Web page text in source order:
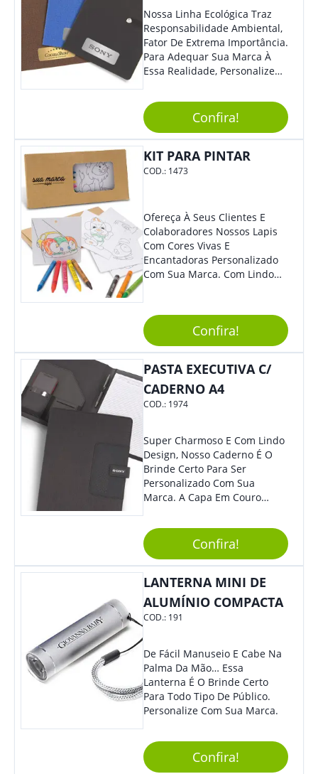
Nossa Linha Ecológica Traz
Responsabilidade Ambiental,
Fator De Extrema Importância.
Para Adequar Sua Marca À
Essa Realidade, Personalize
Anotações Com Post-It E
Caneta. Elaborado A Partir De
Material Reciclado, O Brinde
Também É Prático, Tornando-
Se Assim Excelente Para Uso
Cotidiano. Perfeito, Não É?!
Confira!
KIT PARA PINTAR
COD.: 1473
Ofereça À Seus Clientes E
Colaboradores Nossos Lapis
Com Cores Vivas E
Encantadoras Personalizado
Com Sua Marca. Com Lindo
Perfeito, Não É?!
Confira!
PASTA EXECUTIVA C/
CADERNO A4
COD.: 1974
Super Charmoso E Com Lindo
Design, Nosso Caderno É O
Brinde Certo Para Ser
Personalizado Com Sua
Marca. A Capa Em Couro
Elástico Permite Maior
Segurança Ao Carregá-Lo.
Ofereça A Seus Clientes E
Colaboradores, Sem Dúvidas
Eles Irão Adorar.
Confira!
LANTERNA MINI DE
ALUMÍNIO COMPACTA
COD.: 191
De Fácil Manuseio E Cabe Na
Palma Da Mão… Essa
Lanterna É O Brinde Certo
Para Todo Tipo De Público.
Personalize Com Sua Marca.
Confira!